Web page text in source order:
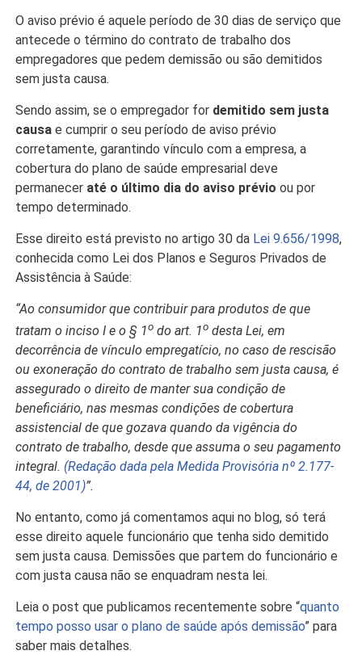
O aviso prévio é aquele período de 30 dias de serviço que
antecede o término do contrato de trabalho dos
empregadores que pedem demissão ou são demitidos
sem justa causa.
Sendo assim, se o empregador for demitido sem justa
causae cumprir o seu período de aviso prévio
corretamente, garantindo vínculo com a empresa, a
cobertura do plano de saúde empresarial deve
permanecer até o último dia do aviso prévio ou por
tempo determinado.
Esse direito está previsto no artigo 30 da Lei 9.656/1998,
conhecida como Lei dos Planos e Seguros Privados de
Assistência à Saúde:
“Ao consumidor que contribuir para produtos de que
tratam o inciso I e o § 1o do art. 1o desta Lei, em
decorrência de vínculo empregatício, no caso de rescisão
ou exoneração do contrato de trabalho sem justa causa, é
assegurado o direito de manter sua condição de
beneficiário, nas mesmas condições de cobertura
assistencial de que gozava quando da vigência do
contrato de trabalho, desde que assuma o seu pagamento
integral. (Redação dada pela Medida Provisória nº 2.177-
44, de 2001)”.
No entanto, como já comentamos aqui no blog, só terá
esse direito aquele funcionário que tenha sido demitido
sem justa causa. Demissões que partem do funcionário e
com justa causa não se enquadram nesta lei.
Leia o post que publicamos recentemente sobre “quanto
tempo posso usar o plano de saúde após demissão” para
saber mais detalhes.